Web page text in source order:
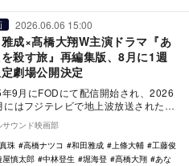
2026.06.06 15:00
成×髙橋大翔W主演ドラマ『あ
殺す旅』再編集版、8月に1週
劇場公開決定
9月にFODにて配信開始され、2026
にはフジテレビで地上波放送されたド
『あなたを殺す旅』が再編集され、
サウンド映画部
珠
高橋ナツコ 和田雅成 上條大輔
工藤俊
屋慎太郎 中林登生 堀海登 髙橋大翔
あな